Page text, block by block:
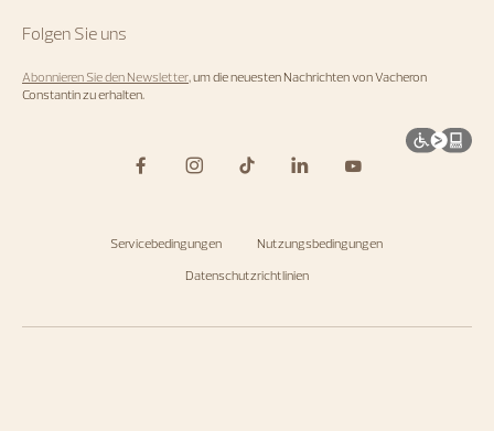
Folgen Sie uns
Abonnieren Sie den Newsletter, um die neuesten Nachrichten von Vacheron
Constantin zu erhalten.
Servicebedingungen
Nutzungsbedingungen
Datenschutzrichtlinien